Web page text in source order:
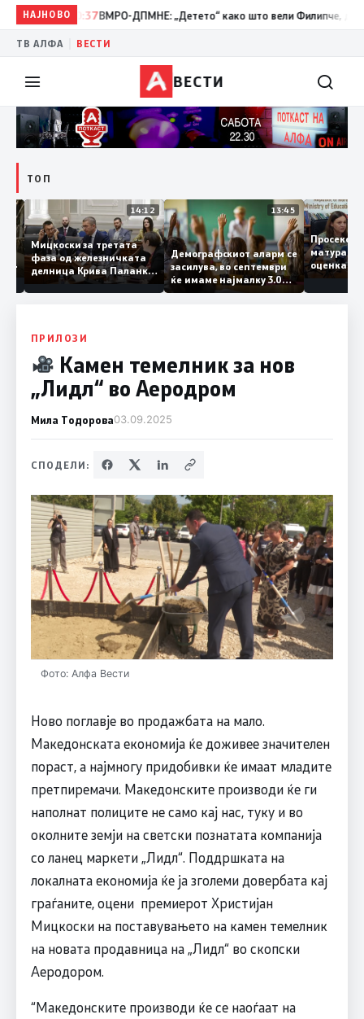
НАЈНОВО
10:37 ВМРО-ДПМНЕ: „Детето“ како што вели Филипче, денес со
ТВ АЛФА ВЕСТИ
ВЕСТИ
ТОП
15:20
Во
14:12
Мицкоски за третата
фаза од железничката
делница Крива Паланка
– Деве Баир: Проектот
нема да заврши на
целина
13:45
Демографскиот аларм се
засилува, во септември
ќе имаме најмалку 3.000
првачиња помалку
матура
ПРИЛОЗИ
Камен темелник за нов
„Лидл“ во Аеродром
Мила Тодорова03.09.2025
СПОДЕЛИ:
Фото: Алфа Вести
Ново поглавје во продажбата на мало.
Македонската економија ќе доживее значителен
пораст, а најмногу придобивки ќе имаат младите
претпиремачи. Македонските производи ќе ги
наполнат полиците не само кај нас, туку и во
околните земји на светски познатата компанија
со ланец маркети „Лидл“. Поддршката на
локалната економија ќе ја зголеми довербата кај
граѓаните, оцени премиерот Христијан
Мицкоски на поставувањето на камен темелник
на новата продавница на „Лидл“ во скопски
Аеродором.
“Македонските производи ќе се наоѓаат на